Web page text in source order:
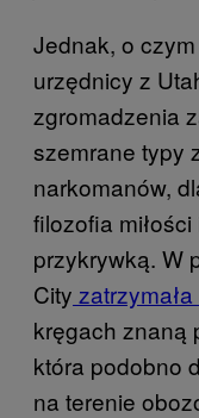
Jednak, o
urzędnicy z
zgromadzenia
szemrane typy
narkomanów,
filozofia
przykrywką. W
City
kręgach znaną
która podobno
na terenie